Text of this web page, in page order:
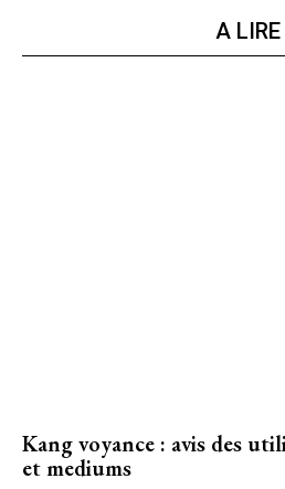
A LIRE
Kang voyance : avis des
et mediums